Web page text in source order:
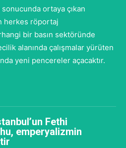
sonucunda ortaya çıkan
herkes röportaj
bir basın sektöründe
alanında çalışmalar yürüten
yeni pencereler açacaktır.
Fethi
emperyalizmin